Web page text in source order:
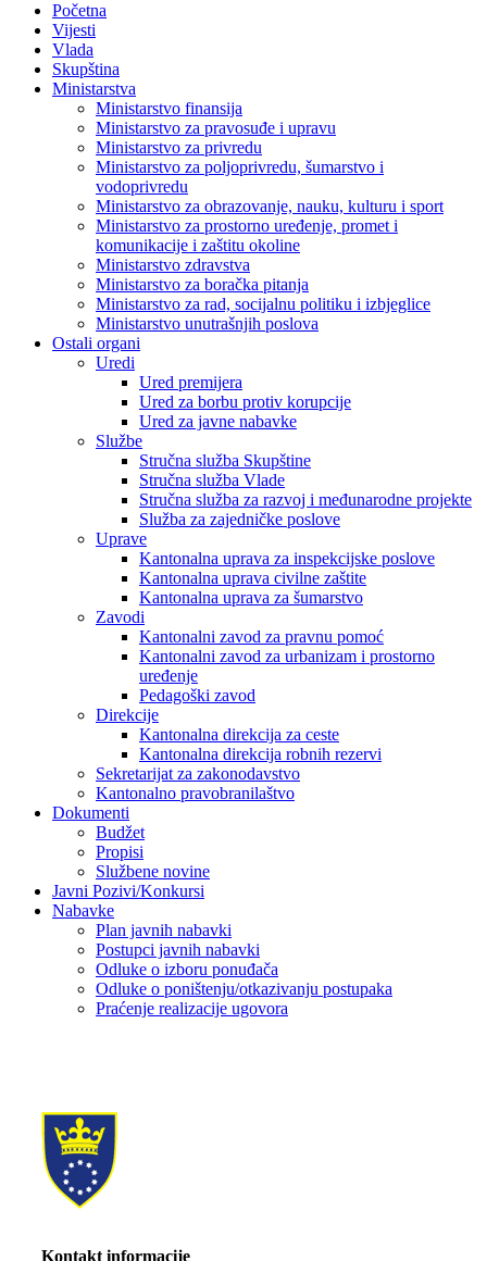
Početna
Vijesti
Vlada
Skupština
Ministarstva
Ministarstvo finansija
Ministarstvo za pravosuđe i upravu
Ministarstvo za privredu
Ministarstvo za poljoprivredu, šumarstvo i
vodoprivredu
Ministarstvo za obrazovanje, nauku, kulturu i sport
Ministarstvo za prostorno uređenje, promet i
komunikacije i zaštitu okoline
Ministarstvo zdravstva
Ministarstvo za boračka pitanja
Ministarstvo za rad, socijalnu politiku i izbjeglice
Ministarstvo unutrašnjih poslova
Ostali organi
Uredi
Ured premijera
Ured za borbu protiv korupcije
Ured za javne nabavke
Službe
Stručna služba Skupštine
Stručna služba Vlade
Stručna služba za razvoj i međunarodne projekte
Služba za zajedničke poslove
Uprave
Kantonalna uprava za inspekcijske poslove
Kantonalna uprava civilne zaštite
Kantonalna uprava za šumarstvo
Zavodi
Kantonalni zavod za pravnu pomoć
Kantonalni zavod za urbanizam i prostorno
uređenje
Pedagoški zavod
Direkcije
Kantonalna direkcija za ceste
Kantonalna direkcija robnih rezervi
Sekretarijat za zakonodavstvo
Kantonalno pravobranilaštvo
Dokumenti
Budžet
Propisi
Službene novine
Javni Pozivi/Konkursi
Nabavke
Plan javnih nabavki
Postupci javnih nabavki
Odluke o izboru ponuđača
Odluke o poništenju/otkazivanju postupaka
Praćenje realizacije ugovora
Kontakt informacije